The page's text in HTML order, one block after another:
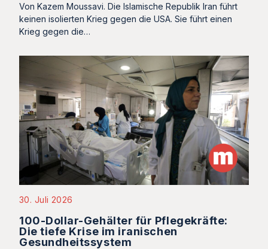
Von Kazem Moussavi. Die Islamische Republik Iran führt
keinen isolierten Krieg gegen die USA. Sie führt einen
Krieg gegen die…
30. Juli 2026
100-Dollar-Gehälter für Pflegekräfte:
Die tiefe Krise im iranischen
Gesundheitssystem